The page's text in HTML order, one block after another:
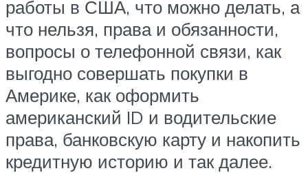
работы в США, что можно делать, а
что нельзя, права и обязанности,
вопросы о телефонной связи, как
выгодно совершать покупки в
Америке, как оформить
американский ID и водительские
права, банковскую карту и накопить
кредитную историю и так далее.